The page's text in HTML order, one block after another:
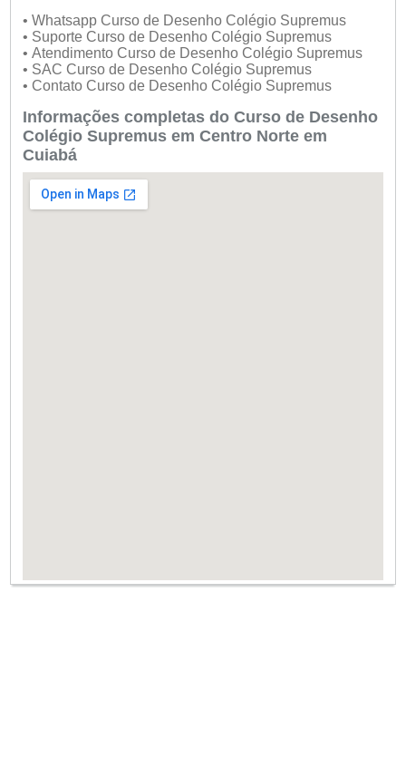
• Whatsapp Curso de Desenho Colégio Supremus
• Suporte Curso de Desenho Colégio Supremus
• Atendimento Curso de Desenho Colégio Supremus
• SAC Curso de Desenho Colégio Supremus
• Contato Curso de Desenho Colégio Supremus
Informações completas do Curso de Desenho
Colégio Supremus em Centro Norte em
Cuiabá